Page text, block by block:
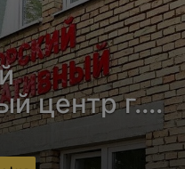
центр г.